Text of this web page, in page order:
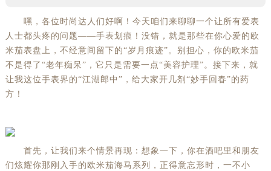
嘿，各位时尚达人们好啊！今天咱们来聊聊一个让所有爱表
人士都头疼的问题——手表划痕！没错，就是那些在你心爱的欧
米茄表盘上，不经意间留下的“岁月痕迹”。别担心，你的欧米茄
不是得了“老年痴呆”，它只是需要一点“美容护理”。接下来，就
让我这位手表界的“江湖郎中”，给大家开几剂“妙手回春”的药
方！
首先，让我们来个情景再现：想象一下，你在酒吧里和朋友
们炫耀你那刚入手的欧米茄海马系列，正得意忘形时，一不小